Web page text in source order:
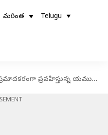
మరింత Telugu
ప్రవహిస్తున్న యమునా.. వరదలపై కేజ్రీవాల్ ఉన్నతస్థాయి సమీక్ష